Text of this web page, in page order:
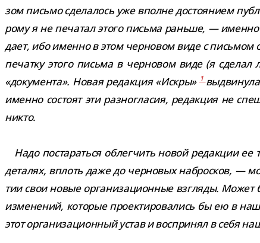
зом письмо сде­ла­лось уже вполне досто­я­нием
рому я не печа­тал этого письма раньше, —
дает, ибо именно в этом чер­но­вом виде с
пе­чатку этого письма в чер­но­вом виде (я
«доку­мента». Новая редак­ция «Искры»1
именно состоят эти раз­но­гла­сия, редак­ция не
никто.
Надо поста­раться облег­чить новой редак­ции
дета­лях, вплоть даже до чер­но­вых наброс­ков, —
тии свои новые орга­ни­за­ци­он­ные взгляды. Может
изме­не­ний, кото­рые про­ек­ти­ро­ва­лись бы ею в
этот орга­ни­за­ци­он­ный устав и вос­при­нял в себя